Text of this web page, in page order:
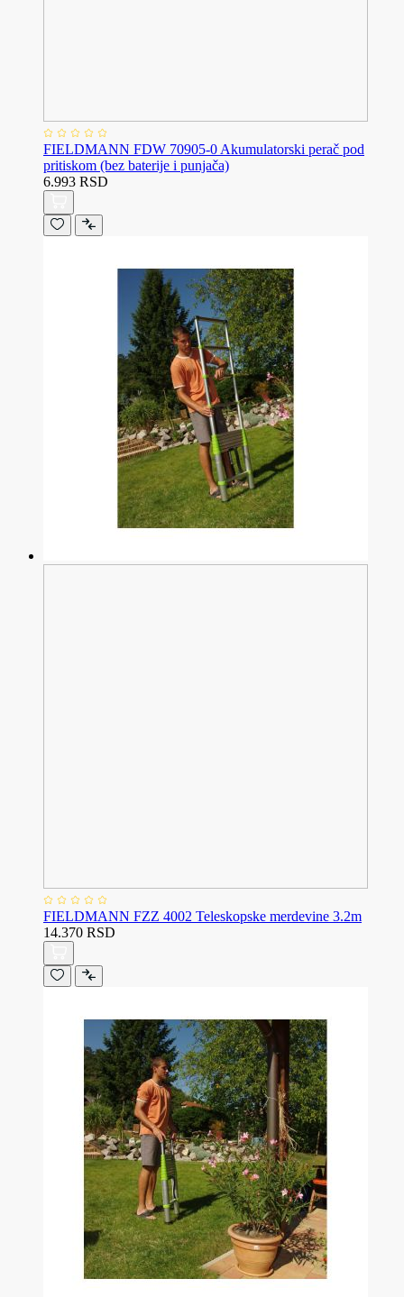
FIELDMANN FDW 70905-0 Akumulatorski perač pod
pritiskom (bez baterije i punjača)
6.993 RSD
FIELDMANN FZZ 4002 Teleskopske merdevine 3.2m
14.370 RSD